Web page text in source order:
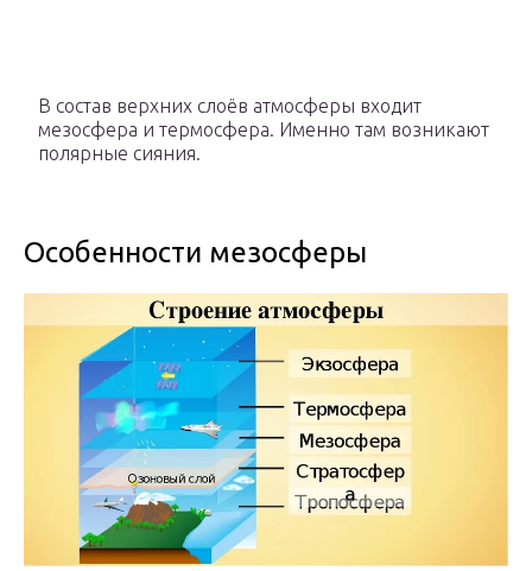
В состав верхних слоёв атмосферы входит
мезосфера и термосфера. Именно там возникают
полярные сияния.
Особенности мезосферы